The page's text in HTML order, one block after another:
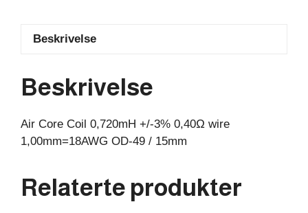
antall
Beskrivelse
Beskrivelse
Air Core Coil 0,720mH +/-3% 0,40Ω wire
1,00mm=18AWG OD-49 / 15mm
Relaterte produkter